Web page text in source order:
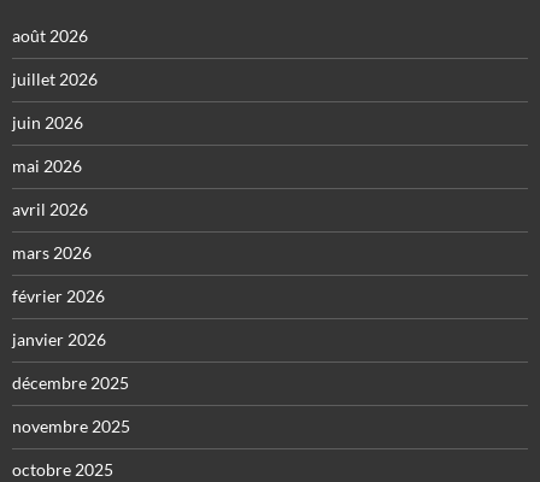
août 2026
juillet 2026
juin 2026
mai 2026
avril 2026
mars 2026
février 2026
janvier 2026
décembre 2025
novembre 2025
octobre 2025